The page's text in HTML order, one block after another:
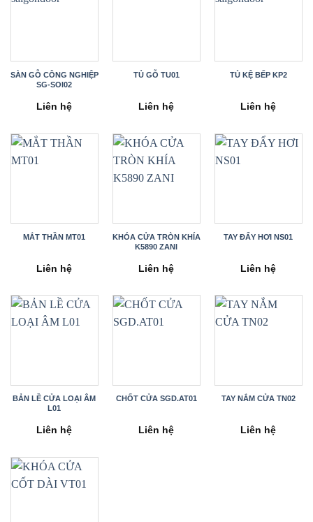
SÀN GỖ CÔNG NGHIỆP
SG-SOI02
Liên hệ
TỦ GỖ TU01
Liên hệ
TỦ KỆ BẾP KP2
Liên hệ
MẮT THẦN MT01
Liên hệ
KHÓA CỬA TRÒN KHÍA
K5890 ZANI
Liên hệ
TAY ĐẨY HƠI NS01
Liên hệ
BẢN LỀ CỬA LOẠI ÂM
L01
Liên hệ
CHỐT CỬA SGD.AT01
Liên hệ
TAY NẮM CỬA TN02
Liên hệ